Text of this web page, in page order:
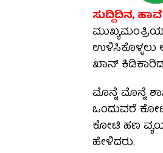
ಸುದ್ದಿದಿನ,
ಖಾನ್
ಮೊನ್ನೆ ಮೊನ್ನೆ
ಒಂದುವರೆ ಕೋಟಿ
ಕೋಟಿ ಹಣ ವ್ಯಯ
ಹೇಳಿದರು.